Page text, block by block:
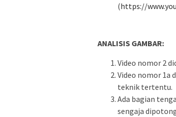
(https://
ANALISIS GAMBAR:
Video nomor 2
Video nomor 1a
teknik tertentu.
Ada bagian
sengaja